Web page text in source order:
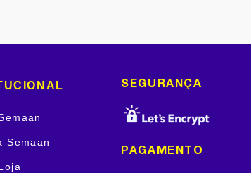
Semaan
SEGURANÇA
PAGAMENTO